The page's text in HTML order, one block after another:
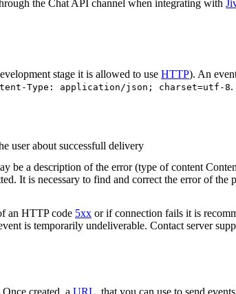
the Chat API channel when integrating with
stage it is allowed to use HTTP). An
Type: application/json; charset=utf-8.
user about successfull delivery
be a description of the error (type of content
It is necessary to find and correct the error of
an HTTP code 5xx or if connection fails it is
is temporarily undeliverable. Contact server